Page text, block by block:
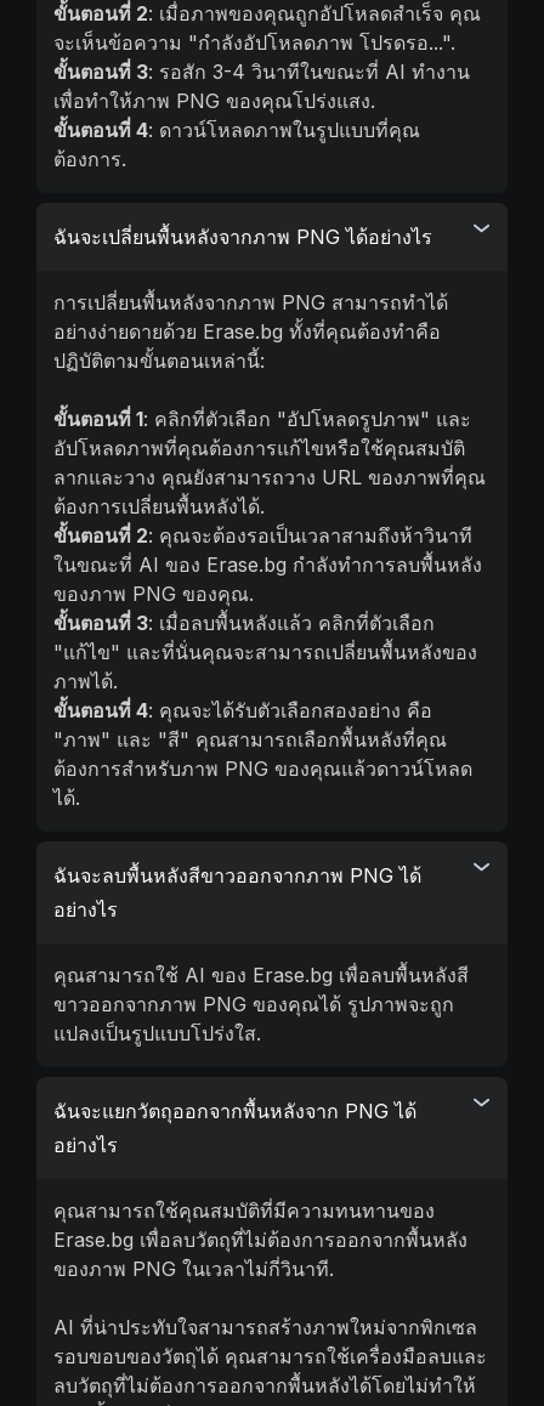
ขั้นตอนที่ 2: เมื่อภาพของคุณถูกอัปโหลดสำเร็จ คุณ
จะเห็นข้อความ "กำลังอัปโหลดภาพ โปรดรอ...".
ขั้นตอนที่ 3: รอสัก 3-4 วินาทีในขณะที่ AI ทำงาน
เพื่อทำให้ภาพ PNG ของคุณโปร่งแสง.
ขั้นตอนที่ 4: ดาวน์โหลดภาพในรูปแบบที่คุณ
ต้องการ.
ฉันจะเปลี่ยนพื้นหลังจากภาพ PNG ได้อย่างไร
การเปลี่ยนพื้นหลังจากภาพ PNG สามารถทำได้
อย่างง่ายดายด้วย Erase.bg ทั้งที่คุณต้องทำคือ
ปฏิบัติตามขั้นตอนเหล่านี้:
ขั้นตอนที่ 1: คลิกที่ตัวเลือก "อัปโหลดรูปภาพ" และ
อัปโหลดภาพที่คุณต้องการแก้ไขหรือใช้คุณสมบัติ
ลากและวาง คุณยังสามารถวาง URL ของภาพที่คุณ
ต้องการเปลี่ยนพื้นหลังได้.
ขั้นตอนที่ 2: คุณจะต้องรอเป็นเวลาสามถึงห้าวินาที
ในขณะที่ AI ของ Erase.bg กำลังทำการลบพื้นหลัง
ของภาพ PNG ของคุณ.
ขั้นตอนที่ 3: เมื่อลบพื้นหลังแล้ว คลิกที่ตัวเลือก
"แก้ไข" และที่นั่นคุณจะสามารถเปลี่ยนพื้นหลังของ
ภาพได้.
ขั้นตอนที่ 4: คุณจะได้รับตัวเลือกสองอย่าง คือ
"ภาพ" และ "สี" คุณสามารถเลือกพื้นหลังที่คุณ
ต้องการสำหรับภาพ PNG ของคุณแล้วดาวน์โหลด
ได้.
ฉันจะลบพื้นหลังสีขาวออกจากภาพ PNG ได้
อย่างไร
คุณสามารถใช้ AI ของ Erase.bg เพื่อลบพื้นหลังสี
ขาวออกจากภาพ PNG ของคุณได้ รูปภาพจะถูก
แปลงเป็นรูปแบบโปร่งใส.
ฉันจะแยกวัตถุออกจากพื้นหลังจาก PNG ได้
อย่างไร
คุณสามารถใช้คุณสมบัติที่มีความทนทานของ
Erase.bg เพื่อลบวัตถุที่ไม่ต้องการออกจากพื้นหลัง
ของภาพ PNG ในเวลาไม่กี่วินาที.
AI ที่น่าประทับใจสามารถสร้างภาพใหม่จากพิกเซล
รอบขอบของวัตถุได้ คุณสามารถใช้เครื่องมือลบและ
ลบวัตถุที่ไม่ต้องการออกจากพื้นหลังได้โดยไม่ทำให้